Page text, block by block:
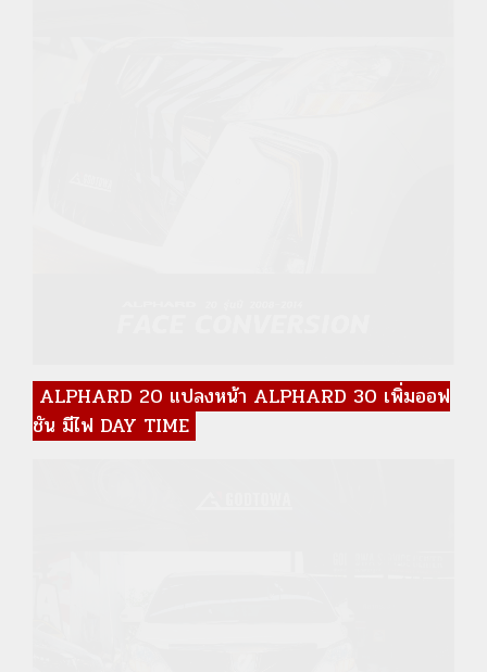
ALPHARD 20 แปลงหน้า ALPHARD 30 เพิ่มออฟ
ชัน มีไฟ DAY TIME